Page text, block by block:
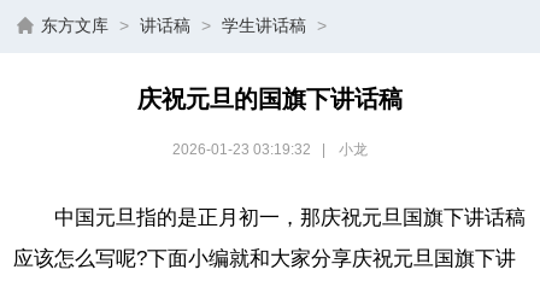
东方文库 > 讲话稿 > 学生讲话稿 >
庆祝元旦的国旗下讲话稿
2026-01-23 03:19:32 小龙
中国元旦指的是正月初一，那庆祝元旦国旗下讲话稿
应该怎么写呢?下面小编就和大家分享庆祝元旦国旗下讲